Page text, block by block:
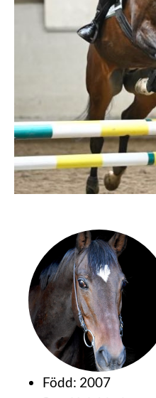
Född: 2007